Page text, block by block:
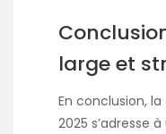
large et
En conclusion, la
2025 s’adresse